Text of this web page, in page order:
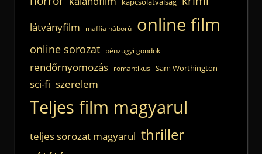
látványfilm maffia háború online film
online sorozat pénzügyi gondok
rendőrnyomozás romantikus Sam Worthington
sci-fi szerelem
Teljes film magyarul
teljes sorozat magyarul thriller